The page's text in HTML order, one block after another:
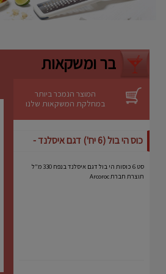
ניקוי קל– ניתן לשטיפה ידנית מהירה.
רגישים.
מבטיחה תוצאה מקצועית גם באפייה
ביתית.
בר ומשקאות
המוצר הנמכר ביותר
במחלקת המשקאות שלנו
כוס הי בול (6 יח') דגם איסלנד -
סט 6 כוסות הי בול דגם איסלנד בנפח 330 מ"ל
תוצרת חברת Arcoroc